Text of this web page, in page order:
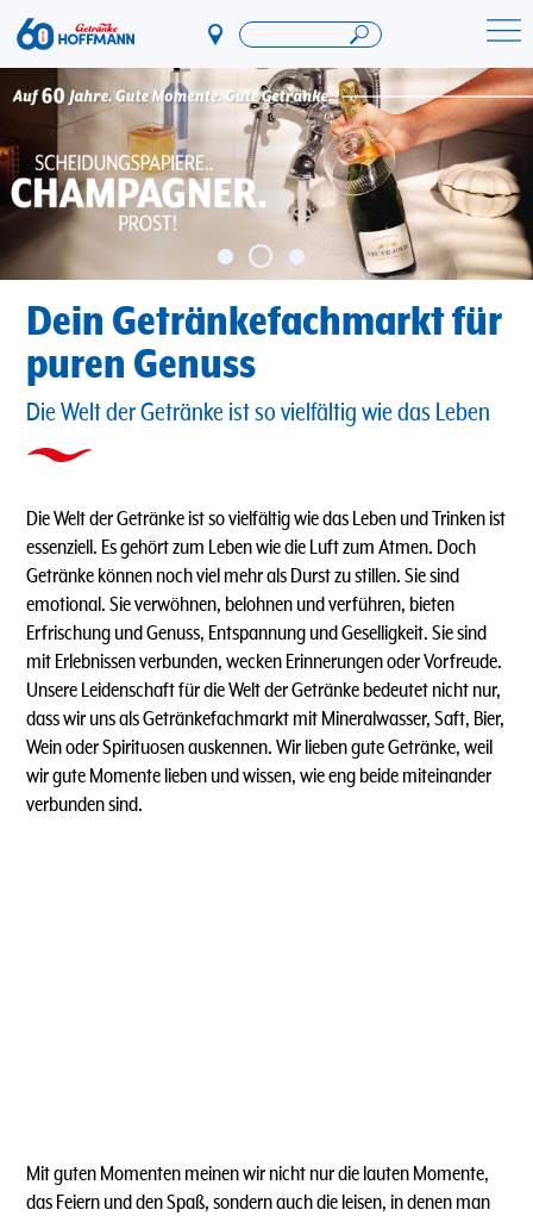
Direkt
zum
Inhalt
Startseite Getränke Hoffmann
Dein Getränkefachmarkt für
puren Genuss
Die Welt der Getränke ist so vielfältig wie das Leben
Die Welt der Getränke ist so vielfältig wie das Leben und Trinken ist
essenziell. Es gehört zum Leben wie die Luft zum Atmen. Doch
Getränke können noch viel mehr als Durst zu stillen. Sie sind
emotional. Sie verwöhnen, belohnen und verführen, bieten
Erfrischung und Genuss, Entspannung und Geselligkeit. Sie sind
mit Erlebnissen verbunden, wecken Erinnerungen oder Vorfreude.
Unsere Leidenschaft für die Welt der Getränke bedeutet nicht nur,
dass wir uns als Getränkefachmarkt mit Mineralwasser, Saft, Bier,
Wein oder Spirituosen auskennen. Wir lieben gute Getränke, weil
wir gute Momente lieben und wissen, wie eng beide miteinander
verbunden sind.
Mit guten Momenten meinen wir nicht nur die lauten Momente,
das Feiern und den Spaß, sondern auch die leisen, in denen man